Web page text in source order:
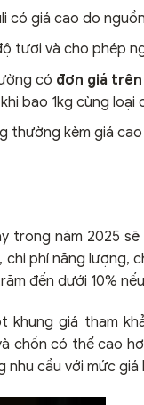
có giá cao do
tươi và cho phép
có đơn giá
bao 1kg cùng loại
thường kèm giá
trong năm 2025 sẽ
phí năng lượng,
đến dưới 10%
khung giá tham
chồn có thể cao
cầu với mức giá